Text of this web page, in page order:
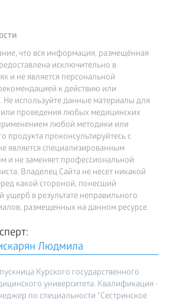
что вся информация, размещённая
исключительно в
и не является персональной
к действию или
Не используйте данные материалы для
или проведения любых медицинских
любой методики или
продукта проконсультируйтесь с
является специализированным
и не заменяет профессиональной
Владелец Сайта не несет никакой
какой стороной, понесший
в результате неправильного
размещенных на данном ресурсе.
Людмила
Курского государственного
университета. Квалификация -
по специальности "Сестринское